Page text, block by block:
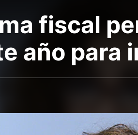
fiscal
año para